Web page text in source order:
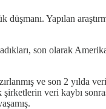
Yapılan
son olarak
ve son 2 yılda
veri kaybı